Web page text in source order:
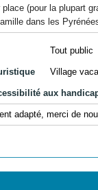
(pour la plupart
dans les
Tout public
Village
aux
adapté, merci de